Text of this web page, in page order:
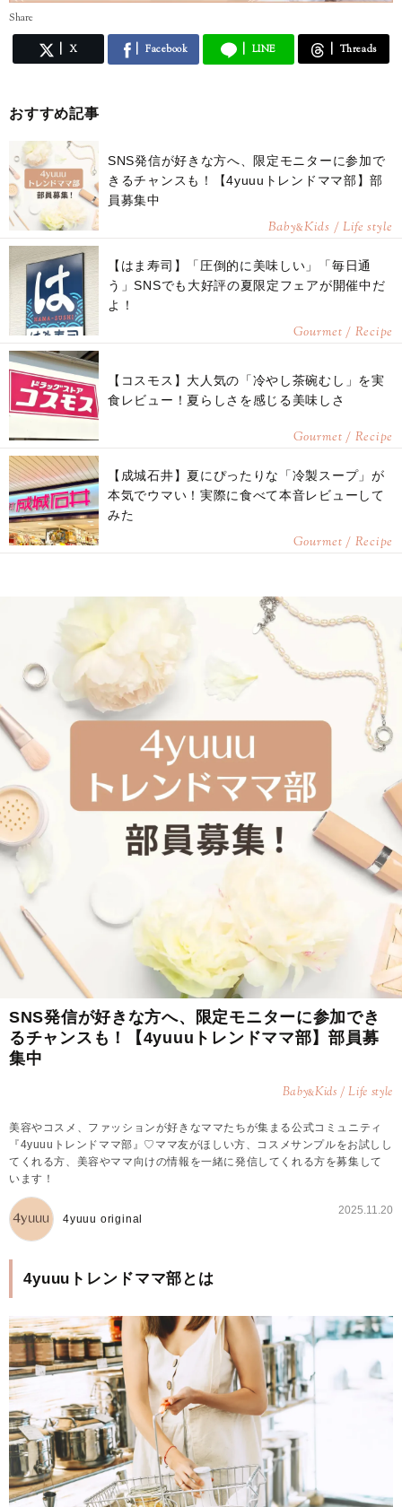
Share
X Facebook LINE Threads
おすすめ記事
SNS発信が好きな方へ、限定モニターに参加で
きるチャンスも！【4yuuuトレンドママ部】部
員募集中
Baby&Kids / Life style
【はま寿司】「圧倒的に美味しい」「毎日通
う」SNSでも大好評の夏限定フェアが開催中だ
よ！
Gourmet / Recipe
【コスモス】大人気の「冷やし茶碗むし」を実
食レビュー！夏らしさを感じる美味しさ
Gourmet / Recipe
【成城石井】夏にぴったりな「冷製スープ」が
本気でウマい！実際に食べて本音レビューして
みた
Gourmet / Recipe
SNS発信が好きな方へ、限定モニターに参加でき
るチャンスも！【4yuuuトレンドママ部】部員募
集中
Baby&Kids / Life style
美容やコスメ、ファッションが好きなママたちが集まる公式コミュニティ
『4yuuuトレンドママ部』♡ママ友がほしい方、コスメサンプルをお試しし
てくれる方、美容やママ向けの情報を一緒に発信してくれる方を募集して
います！
4yuuu original
2025.11.20
4yuuuトレンドママ部とは